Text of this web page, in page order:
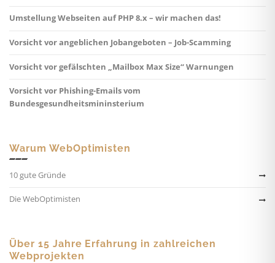
Umstellung Webseiten auf PHP 8.x – wir machen das!
Vorsicht vor angeblichen Jobangeboten – Job-Scamming
Vorsicht vor gefälschten „Mailbox Max Size“ Warnungen
Vorsicht vor Phishing-Emails vom
Bundesgesundheitsmininsterium
Warum WebOptimisten
10 gute Gründe
Die WebOptimisten
Über 15 Jahre Erfahrung in zahlreichen
Webprojekten